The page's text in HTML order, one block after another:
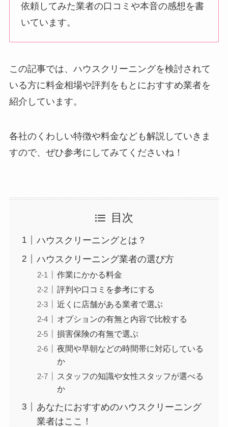
依頼してみた業者の口コミや本音の感想を書
いています。
この記事では、ハウスクリーニングを検討されて
いる方に料金相場や評判をもとにおすすめ業者を
紹介しています。
各社のくわしい特徴や料金なども解説していきま
すので、ぜひ参考にしてみてくださいね！
目次
ハウスクリーニングとは？
ハウスクリーニング業者の選び方
作業にかかる料金
評判や口コミを参考にする
近くに店舗がある業者で選ぶ
オプションの有無と内容で比較する
損害保険の有無で選ぶ
夜間や早朝などの時間帯に対応している
か
スタッフの知識や女性スタッフが選べる
か
あなたにおすすめのハウスクリーニング
業者はここ！